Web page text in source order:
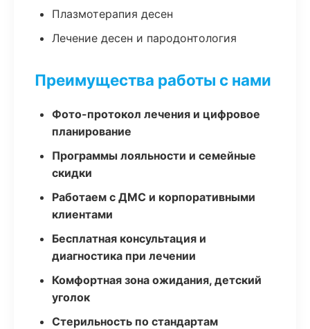
Плазмотерапия десен
Лечение десен и пародонтология
Преимущества работы с нами
Фото-протокол лечения и цифровое
планирование
Программы лояльности и семейные
скидки
Работаем с ДМС и корпоративными
клиентами
Бесплатная консультация и
диагностика при лечении
Комфортная зона ожидания, детский
уголок
Стерильность по стандартам